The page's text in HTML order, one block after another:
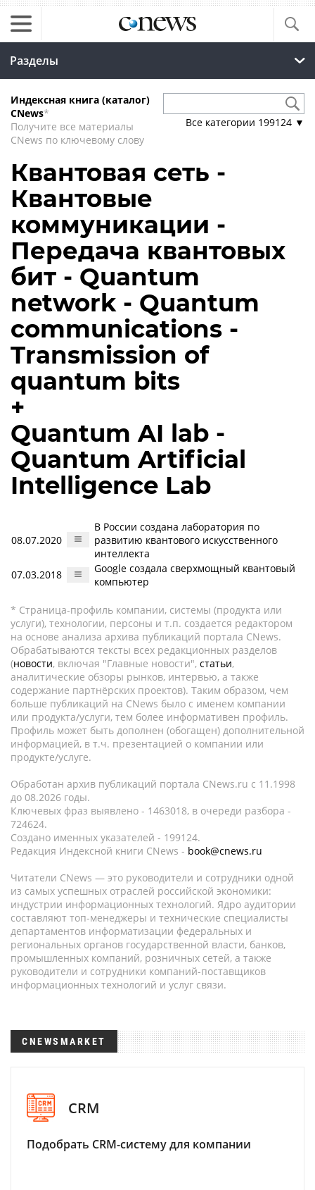
Разделы
Индексная книга (каталог)
CNews*
Получите все материалы
CNews по ключевому слову
Все категории 199124 ▼
Квантовая сеть -
Квантовые
коммуникации -
Передача квантовых
бит - Quantum
network - Quantum
communications -
Transmission of
quantum bits
+
Quantum AI lab -
Quantum Artificial
Intelligence Lab
08.07.2020
В России создана лаборатория по
развитию квантового искусственного
интеллекта
07.03.2018
Google создала сверхмощный квантовый
компьютер
* Страница-профиль компании, системы (продукта или
услуги), технологии, персоны и т.п. создается редактором
на основе анализа архива публикаций портала CNews.
Обрабатываются тексты всех редакционных разделов
(новости, включая "Главные новости", статьи,
аналитические обзоры рынков, интервью, а также
содержание партнёрских проектов). Таким образом, чем
больше публикаций на CNews было с именем компании
или продукта/услуги, тем более информативен профиль.
Профиль может быть дополнен (обогащен) дополнительной
информацией, в т.ч. презентацией о компании или
продукте/услуге.
Обработан архив публикаций портала CNews.ru c 11.1998
до 08.2026 годы.
Ключевых фраз выявлено - 1463018, в очереди разбора -
724624.
Создано именных указателей - 199124.
Редакция Индексной книги CNews - book@cnews.ru
Читатели CNews — это руководители и сотрудники одной
из самых успешных отраслей российской экономики:
индустрии информационных технологий. Ядро аудитории
составляют топ-менеджеры и технические специалисты
департаментов информатизации федеральных и
региональных органов государственной власти, банков,
промышленных компаний, розничных сетей, а также
руководители и сотрудники компаний-поставщиков
информационных технологий и услуг связи.
CNEWSMARKET
CRM
Подобрать CRM-систему для компании